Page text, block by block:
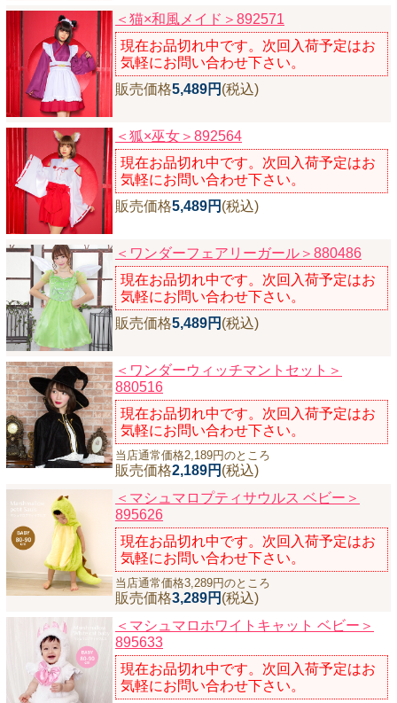
＜猫×和風メイド＞892571
現在お品切れ中です。次回入荷予定はお
気軽にお問い合わせ下さい。
販売価格5,489円 (税込)
＜狐×巫女＞892564
現在お品切れ中です。次回入荷予定はお
気軽にお問い合わせ下さい。
販売価格5,489円 (税込)
＜ワンダーフェアリーガール＞880486
現在お品切れ中です。次回入荷予定はお
気軽にお問い合わせ下さい。
販売価格5,489円 (税込)
＜ワンダーウィッチマントセット＞
880516
現在お品切れ中です。次回入荷予定はお
気軽にお問い合わせ下さい。
当店通常価格2,189円のところ
販売価格2,189円 (税込)
＜マシュマロプティサウルス ベビー＞
895626
現在お品切れ中です。次回入荷予定はお
気軽にお問い合わせ下さい。
当店通常価格3,289円のところ
販売価格3,289円 (税込)
＜マシュマロホワイトキャット ベビー＞
895633
現在お品切れ中です。次回入荷予定はお
気軽にお問い合わせ下さい。